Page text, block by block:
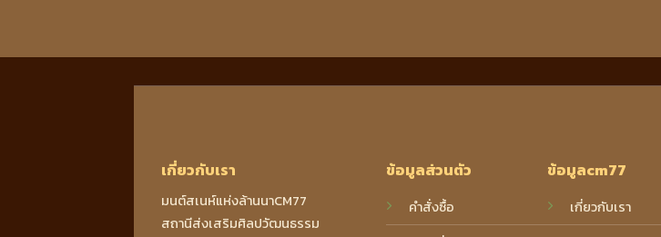
เกี่ยวกับเรา
มนต์สเนห์แห่งล้านนาCM77
สถานีส่งเสริมศิลปวัฒนธรรม
ข้อมูลส่วนตัว
คำสั่งซื้อ
ข้อมูลcm77
เกี่ยวกับเรา